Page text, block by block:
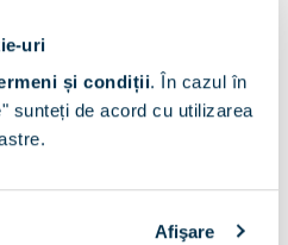
uri
și condiții. În cazul în
sunteți de acord cu utilizarea
Afişare